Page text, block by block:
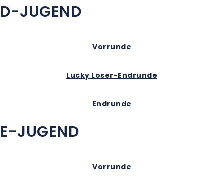
D-JUGEND
Vorrunde
Lucky Loser-Endrunde
Endrunde
E-JUGEND
Vorrunde